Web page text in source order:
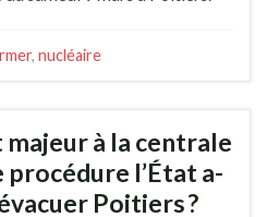
, nucléaire
majeur à la centrale
procédure l’État a-
Poitiers ?